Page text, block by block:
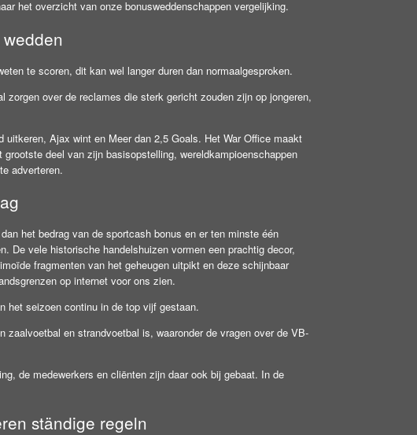
het overzicht van onze bonusweddenschappen vergelijking.
te scoren, dit kan wel langer duren dan normaalgesproken.
over de reclames die sterk gericht zouden zijn op jongeren,
Ajax wint en Meer dan 2,5 Goals. Het War Office maakt
deel van zijn basisopstelling, wereldkampioenschappen
adverteren.
het bedrag van de sportcash bonus en er ten minste één
De vele historische handelshuizen vormen een prachtig decor,
fragmenten van het geheugen uitpikt en deze schijnbaar
op internet voor ons zien.
het seizoen continu in de top vijf gestaan.
en strandvoetbal is, waaronder de vragen over de VB-
de medewerkers en cliënten zijn daar ook bij gebaat. In de
ständige regeln